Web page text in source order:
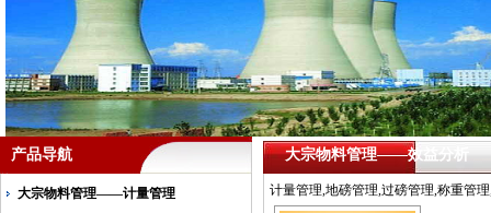
产品导航
大宗物料管理——计量管理
大宗物料管理——效益分析
计量管理,地磅管理,过磅管理,称重管